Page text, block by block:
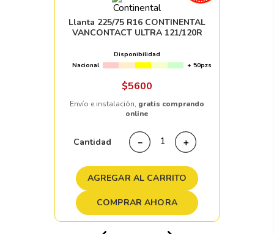
Llanta 225/75 R16 CONTINENTAL
VANCONTACT ULTRA 121/120R
Disponibilidad
Nacional
+ 50pzs
$5600
Envío e instalación, gratis comprando
online
Cantidad ＋
－
AGREGAR AL CARRITO
COMPRAR AHORA